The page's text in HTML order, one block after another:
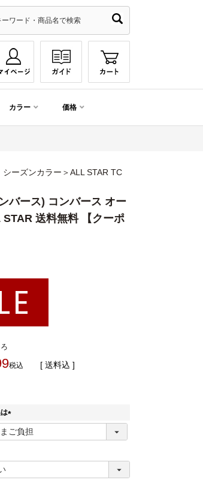
カラー 価格
シーズンカラー＞ALL STAR TC
バース) コンバース オー
送料無料 【クーポ
税込 送料込
必
)